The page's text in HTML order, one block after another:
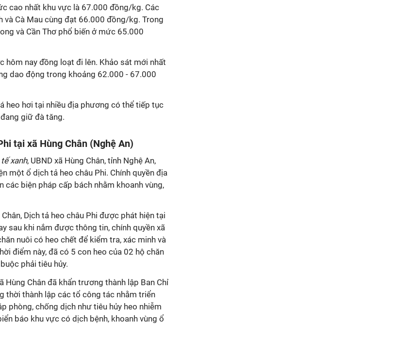
cao nhất khu vực là 67.000 đồng/kg. Các
và Cà Mau cùng đạt 66.000 đồng/kg. Trong
và Cần Thơ phổ biến ở mức 65.000
hôm nay đồng loạt đi lên. Khảo sát mới nhất
dao động trong khoảng 62.000 - 67.000
heo hơi tại nhiều địa phương có thể tiếp tục
giữ đà tăng.
tại xã Hùng Chân (Nghệ An)
xanh, UBND xã Hùng Chân, tỉnh Nghệ An,
một ổ dịch tả heo châu Phi. Chính quyền địa
biện pháp cấp bách nhằm khoanh vùng,
Dịch tả heo châu Phi được phát hiện tại
sau khi nắm được thông tin, chính quyền xã
nuôi có heo chết để kiểm tra, xác minh và
điểm này, đã có 5 con heo của 02 hộ chăn
phải tiêu hủy.
Hùng Chân đã khẩn trương thành lập Ban Chỉ
thời thành lập các tổ công tác nhằm triển
phòng, chống dịch như tiêu hủy heo nhiễm
báo khu vực có dịch bệnh, khoanh vùng ổ